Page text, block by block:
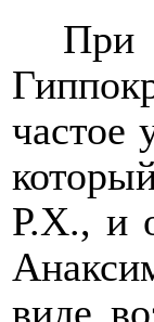
При
частое
Р.Х., и
виде